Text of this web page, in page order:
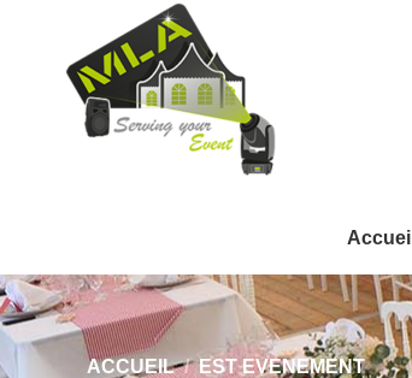
Accueil
Vous êtes ici :
ACCUEIL EST EVENEMENT